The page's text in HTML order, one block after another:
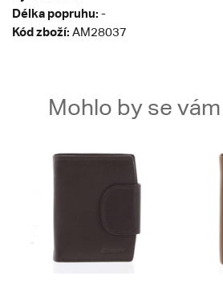
Délka popruhu: -
Kód zboží: AM28037
Mohlo by se